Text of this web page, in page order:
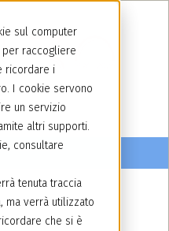
sul computer
raccogliere
ricordare i
I cookie servono
un servizio
altri supporti.
consultare
tenuta traccia
ma verrà utilizzato
che si è